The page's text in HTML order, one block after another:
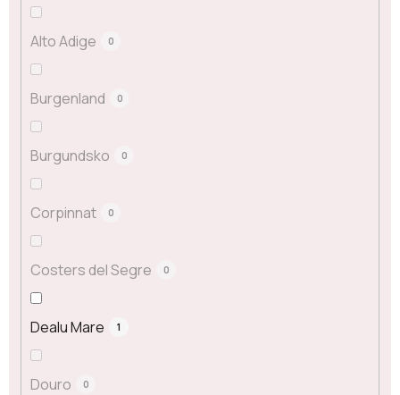
Alto Adige 0
Burgenland 0
Burgundsko 0
Corpinnat 0
Costers del Segre 0
Dealu Mare 1
Douro 0